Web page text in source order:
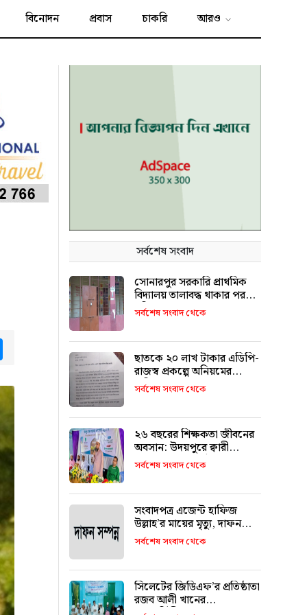
বিনোদন প্রবাস চাকরি আরও
সর্বশেষ সংবাদ
সোনারপুর সরকারি প্রাথমিক
বিদ্যালয় তালাবদ্ধ থাকার পরও
চুরি
সর্বশেষ সংবাদ থেকে
ছাতকে ২০ লাখ টাকার এডিপি-
রাজস্ব প্রকল্পে অনিয়মের
অভিযোগ
সর্বশেষ সংবাদ থেকে
২৬ বছরের শিক্ষকতা জীবনের
অবসান: উদয়পুরে ক্বারী
মাওলানা ফখরুল ইসলামকে
আবেগঘন বিদায়
সর্বশেষ সংবাদ থেকে
সংবাদপত্র এজেন্ট হাফিজ
উল্লাহ’র মায়ের মৃত্যু, দাফন
সম্পন্ন
সর্বশেষ সংবাদ থেকে
সিলেটের জিডিএফ’র প্রতিষ্ঠাতা
রজব আলী খানের